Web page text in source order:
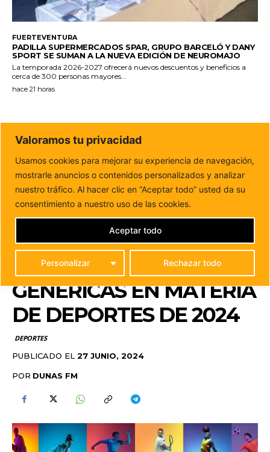
FUERTEVENTURA
PADILLA SUPERMERCADOS SPAR, GRUPO BARCELÓ Y DANY
SPORT SE SUMAN A LA NUEVA EDICIÓN DE NEUROMAJO
La temporada 2026-2027 ofrecerá nuevos descuentos y beneficios a
cerca de 300 personas mayores...
hace 21 horas